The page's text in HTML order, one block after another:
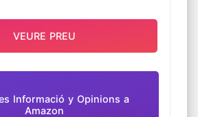
Informació y Opinions a
Amazon
VEURE PREU